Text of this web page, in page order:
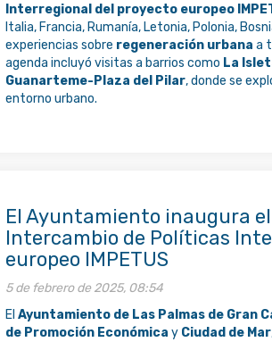
Interregional del proyecto europeo
Italia, Francia, Rumanía, Letonia, Polonia,
experiencias sobre regeneración urbana a
agenda incluyó visitas a barrios como La
Guanarteme-Plaza del Pilar, donde se
entorno urbano.
El Ayuntamiento inaugura
Intercambio de Políticas
europeo IMPETUS
5 de febrero de 2025, 08:54
El Ayuntamiento de Las Palmas de Gran
de Promoción Económica y Ciudad de Mar